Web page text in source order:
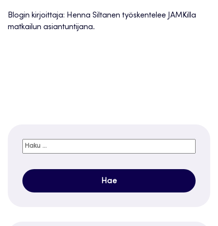
Blogin kirjoittaja: Henna Siltanen työskentelee JAMKilla
matkailun asiantuntijana.
Haku: